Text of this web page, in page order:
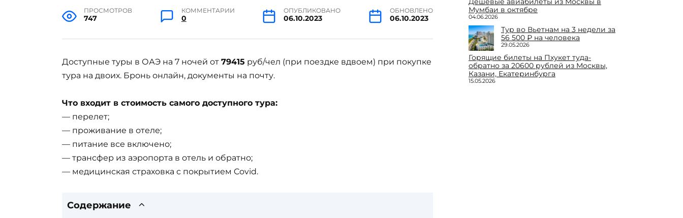
ПРОСМОТРОВ
747
КОММЕНТАРИИ
0
ОПУБЛИКОВАНО
06.10.2023
ОБНОВЛЕНО
06.10.2023
Доступные туры в ОАЭ на 7 ночей от 79415 руб/чел (при поездке вдвоем) при покупке
тура на двоих. Бронь онлайн, документы на почту.
Что входит в стоимость самого доступного тура:
— перелет;
— проживание в отеле;
— питание все включено;
— трансфер из аэропорта в отель и обратно;
— медицинская страховка с покрытием Covid.
Содержание
Мумбаи в октябре
04.06.2026
Тур во Вьетнам на 3 недели за
56 500 ₽ на человека
29.05.2026
Горящие билеты на Пхукет туда-
обратно за 20600 рублей из Москвы,
Казани, Екатеринбурга
15.05.2026